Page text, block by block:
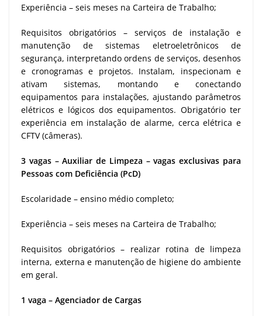
Experiência – seis meses na Carteira de Trabalho;
Requisitos obrigatórios – serviços de instalação e
manutenção de sistemas eletroeletrônicos de
segurança, interpretando ordens de serviços, desenhos
e cronogramas e projetos. Instalam, inspecionam e
ativam sistemas, montando e conectando
equipamentos para instalações, ajustando parâmetros
elétricos e lógicos dos equipamentos. Obrigatório ter
experiência em instalação de alarme, cerca elétrica e
CFTV (câmeras).
3 vagas – Auxiliar de Limpeza – vagas exclusivas para
Pessoas com Deficiência (PcD)
Escolaridade – ensino médio completo;
Experiência – seis meses na Carteira de Trabalho;
Requisitos obrigatórios – realizar rotina de limpeza
interna, externa e manutenção de higiene do ambiente
em geral.
1 vaga – Agenciador de Cargas